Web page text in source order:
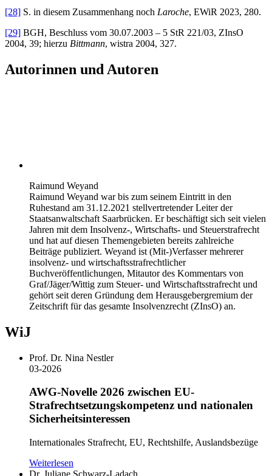
[28] S. in diesem Zusammenhang noch Laroche, EWiR 2023, 280.
[29] BGH, Beschluss vom 30.07.2003 – 5 StR 221/03, ZInsO
2004, 39; hierzu Bittmann, wistra 2004, 327.
Autorinnen und Autoren
Raimund Weyand
Raimund Weyand war bis zum seinem Eintritt in den
Ruhestand am 31.12.2021 stellvertretender Leiter der
Staatsanwaltschaft Saarbrücken. Er beschäftigt sich seit vielen
Jahren mit dem Insolvenz-, Wirtschafts- und Steuerstrafrecht
und hat auf diesen Themengebieten bereits zahlreiche
Beiträge publiziert. Weyand ist (Mit-)Verfasser mehrerer
insolvenz- und wirtschaftsstrafrechtlicher
Buchveröffentlichungen, Mitautor des Kommentars von
Graf/Jäger/Wittig zum Steuer- und Wirtschaftsstrafrecht und
gehört seit deren Gründung dem Herausgebergremium der
Zeitschrift für das gesamte Insolvenzrecht (ZInsO) an.
WiJ
Prof. Dr. Nina Nestler
03-2026
AWG-Novelle 2026 zwischen EU-
Strafrechtsetzungskompetenz und nationalen
Sicherheitsinteressen
Internationales Strafrecht, EU, Rechtshilfe, Auslandsbezüge
Weiterlesen
Dr. Juliane Schwarz-Ladach